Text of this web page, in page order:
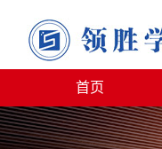
首页